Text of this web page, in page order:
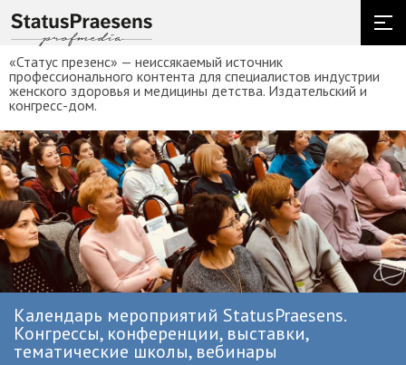
«Статус презенс» — неиссякаемый источник
профессионального контента для специалистов индустрии
женского здоровья и медицины детства. Издательский и
конгресс-дом.
Календарь мероприятий StatusPraesens.
Конгрессы, конференции, выставки,
тематические школы, вебинары